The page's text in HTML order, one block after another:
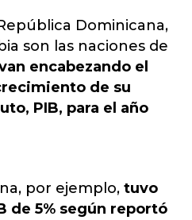
Dominicana,
son las naciones de
encabezando el
de su
PIB, para el año
por ejemplo, tuvo
de 5% según reportó